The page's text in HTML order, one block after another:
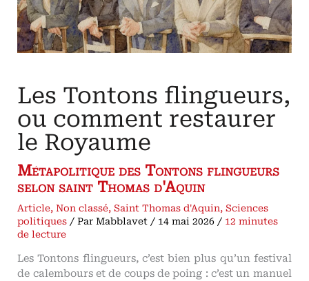
Les Tontons flingueurs,
ou comment restaurer
le Royaume
Métapolitique des Tontons flingueurs
selon saint Thomas d'Aquin
Article,Non classé,Saint Thomas d'Aquin,Sciences
politiques / ParMabblavet / 14 mai 2026 / 12 minutes
de lecture
Les Tontons flingueurs, c’est bien plus qu’un festival
de calembours et de coups de poing : c’est un manuel